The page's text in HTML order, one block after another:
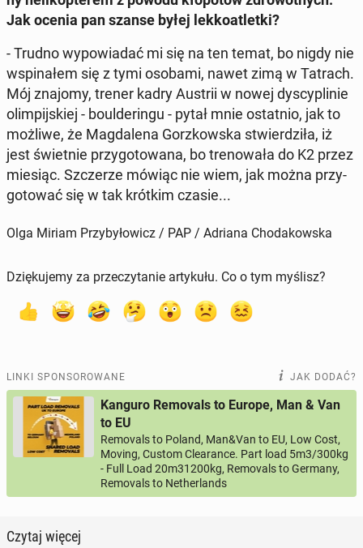
Jak ocenia pan szanse byłej lek­ko­atlet­ki?
- Trudno wy­po­wia­dać mi się na ten temat, bo nigdy nie
wspi­na­łem się z tymi osobami, nawet zimą w Tatrach.
Mój znajomy, trener kadry Austrii w nowej dys­cy­pli­nie
olim­pij­skiej - bo­ul­de­rin­gu - pytał mnie ostat­nio, jak to
możliwe, że Mag­da­le­na Gorz­kow­ska stwier­dzi­ła, iż
jest świet­nie przy­go­to­wa­na, bo tre­no­wa­ła do K2 przez
miesiąc. Szcze­rze mówiąc nie wiem, jak można przy­
go­to­wać się w tak krótkim czasie...
Olga Miriam Przybyłowicz / PAP / Adriana Chodakowska
Dziękujemy za przeczytanie artykułu. Co o tym myślisz?
LINKI SPONSOROWANE JAK DODAĆ?
Kanguro Removals to Europe, Man & Van
to EU
Removals to Poland, Man&Van to EU, Low Cost,
Moving, Custom Clearance. Part load 5m3/300kg
- Full Load 20m31200kg, Removals to Germany,
Removals to Netherlands
Czytaj więcej